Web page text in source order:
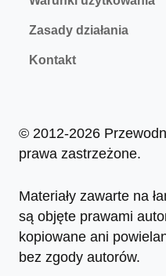
Zasady działania
Kontakt
© 2012-2026
prawa zastrzeżone.
Materiały zawarte na
są objęte prawami
kopiowane ani
bez zgody autorów.